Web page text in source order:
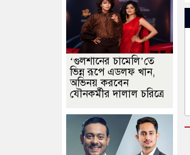
‘গুলশানের চামেলি’তে
ভিন্ন রূপে এডলফ খান,
অভিনয় করবেন
যৌনকর্মীর দালাল চরিত্রে